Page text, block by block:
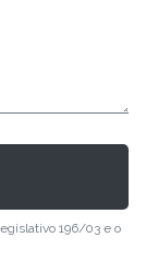
196/03 e o